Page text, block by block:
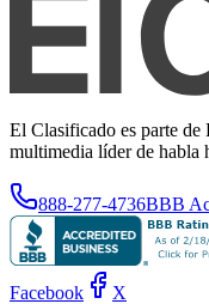
El Clasificado es parte
multimedia líder de habla
888-277-4736BBB
Facebook X